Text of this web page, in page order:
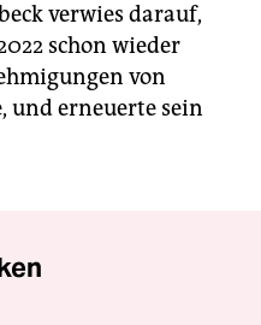
verwies darauf,
schon wieder
von
und erneuerte sein